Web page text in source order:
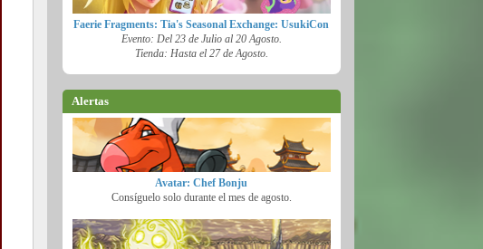
Faerie Fragments: Tia's Seasonal Exchange: UsukiCon
Evento: Del 23 de Julio al 20 Agosto.
Tienda: Hasta el 27 de Agosto.
Alertas
Avatar: Chef Bonju
Consíguelo solo durante el mes de agosto.